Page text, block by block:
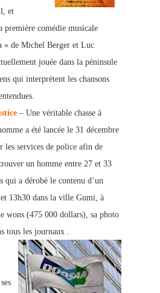
et
première comédie musicale
» de Michel Berger et Luc
jouée dans la péninsule
qui interprètent les chansons
– Une véritable chasse à
a été lancée le 31 décembre
les services de police afin de
un homme entre 27 et 33
qui a dérobé le contenu d’un
13h30 dans la ville Gumi, à
wons (475 000 dollars), sa photo
tous les journaux .